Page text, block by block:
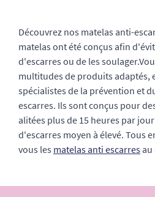
Découvrez nos matelas anti-
matelas ont été conçus afin
d'escarres ou de les
multitudes de produits adaptés,
spécialistes de la prévention et
escarres. Ils sont conçus pour
alitées plus de 15 heures par
d'escarres moyen à élevé. Tous
vous les matelas anti escarres